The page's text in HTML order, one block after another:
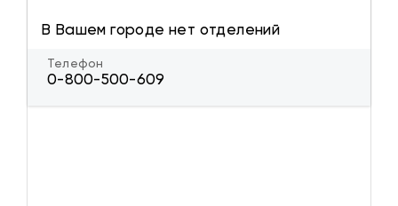
В Вашем городе нет отделений
Телефон
0-800-500-609